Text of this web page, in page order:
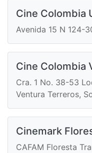
Cine Colombia
Avenida 15 N 124-
Cine Colombia
Cra. 1 No. 38-53
Ventura Terreros,
Cinemark
CAFAM Floresta